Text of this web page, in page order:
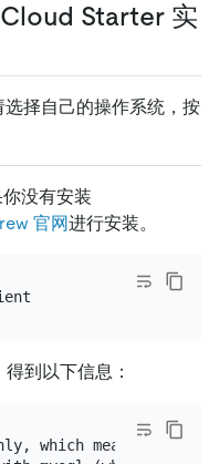
Starter 实
择自己的操作系统，按
没有安装
官网进行安装。
到以下信息：
which means it was